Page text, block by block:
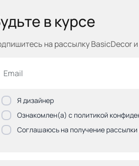
в курсе
на рассылку BasicDecor
Я дизайнер
Ознакомлен(а) с политикой
Соглашаюсь на получение